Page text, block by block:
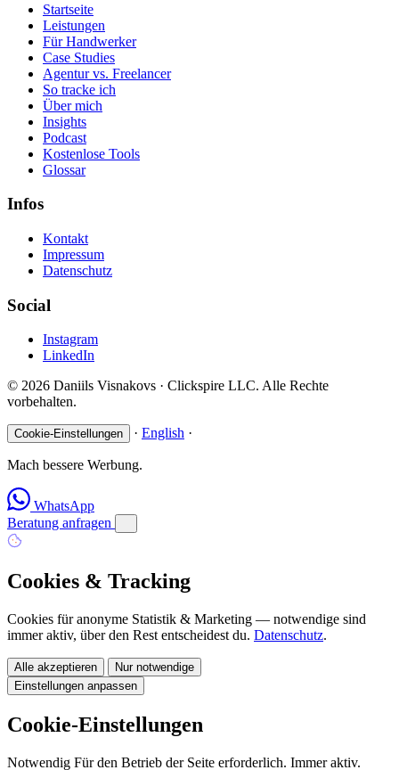
Startseite
Leistungen
Für Handwerker
Case Studies
Agentur vs. Freelancer
So tracke ich
Über mich
Insights
Podcast
Kostenlose Tools
Glossar
Infos
Kontakt
Impressum
Datenschutz
Social
Instagram
LinkedIn
© 2026 Daniils Visnakovs · Clickspire LLC. Alle Rechte
vorbehalten.
Cookie-Einstellungen · English ·
Mach bessere Werbung.
WhatsApp
Beratung anfragen
Cookies & Tracking
Cookies für anonyme Statistik & Marketing — notwendige sind
immer aktiv, über den Rest entscheidest du. Datenschutz.
Alle akzeptieren
Nur notwendige
Einstellungen anpassen
Cookie-Einstellungen
Notwendig Für den Betrieb der Seite erforderlich. Immer aktiv.